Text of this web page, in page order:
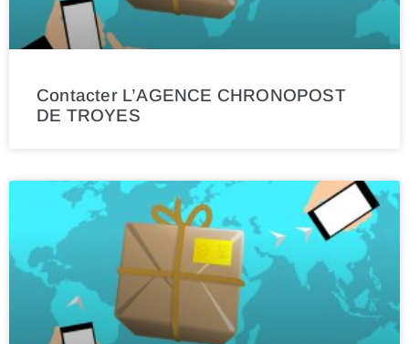
Contacter L’AGENCE CHRONOPOST
DE TROYES